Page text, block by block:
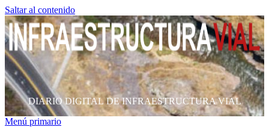
Saltar al contenido
DIARIO DIGITAL DE INFRAESTRUCTURA VIAL
Menú primario